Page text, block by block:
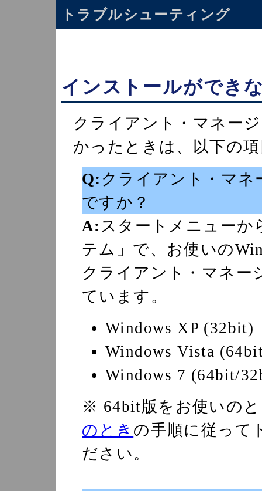
トラブルシューティング
インストールができ
クライアント・マネー
かったときは、以下の
Q: クライアント・マネ
ですか？
A: スタートメニューか
テム」で、お使いの
クライアント・マネー
ています。
Windows XP (32bit)
Windows Vista
Windows 7 (64bit/
※ 64bit版をお使いの
のとき の手順に従って
ださい。